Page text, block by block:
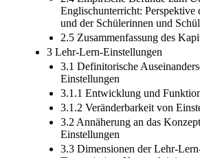
Englischunterricht: Perspektive
und der Schülerinnen und
2.5 Zusammenfassung des
3 Lehr-Lern-Einstellungen
3.1 Definitorische
Einstellungen
3.1.1 Entwicklung und
3.1.2 Veränderbarkeit von
3.2 Annäherung an das
Einstellungen
3.3 Dimensionen der Lehr-